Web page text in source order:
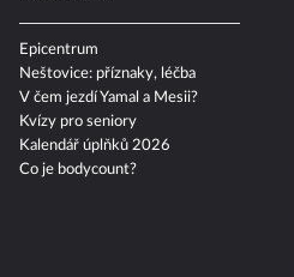
Epicentrum
Neštovice: příznaky, léčba
V čem jezdí Yamal a Mesii?
Kvízy pro seniory
Kalendář úplňků 2026
Co je bodycount?